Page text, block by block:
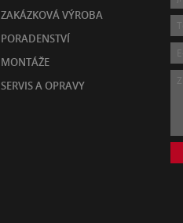
ZAKÁZKOVÁ VÝROBA
PORADENSTVÍ
MONTÁŽE
SERVIS A OPRAVY